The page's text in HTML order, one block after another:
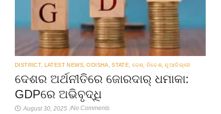
DISTRICT, LATEST NEWS ODISHA STATE ଦେଶ ନିବେଶ ନୂଆଦିଲ୍ଲୀ
ଦେଶର ଅର୍ଥନୀତିରେ ଜୋରଦାର୍ ଧମାକା:
GDPରେ ଅଭିବୃଦ୍ଧି
August 30, 2025 /No Comments